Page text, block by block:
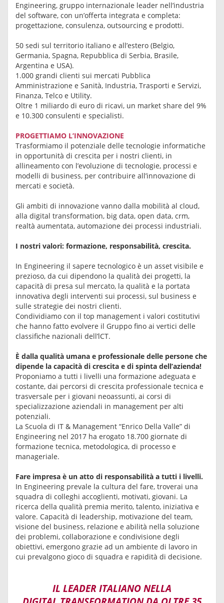
Engineering, gruppo internazionale leader nell’industria
del software, con un’offerta integrata e completa:
progettazione, consulenza, outsourcing e prodotti.
50 sedi sul territorio italiano e all’estero (Belgio,
Germania, Spagna, Repubblica di Serbia, Brasile,
Argentina e USA).
1.000 grandi clienti sui mercati Pubblica
Amministrazione e Sanità, Industria, Trasporti e Servizi,
Finanza, Telco e Utility.
Oltre 1 miliardo di euro di ricavi, un market share del 9%
e 10.300 consulenti e specialisti.
PROGETTIAMO L’INNOVAZIONE
Trasformiamo il potenziale delle tecnologie informatiche
in opportunità di crescita per i nostri clienti, in
allineamento con l’evoluzione di tecnologie, processi e
modelli di business, per contribuire all’innovazione di
mercati e società.
Gli ambiti di innovazione vanno dalla mobilità al cloud,
alla digital transformation, big data, open data, crm,
realtà aumentata, automazione dei processi industriali.
I nostri valori: formazione, responsabilità, crescita.
In Engineering il sapere tecnologico è un asset visibile e
prezioso, da cui dipendono la qualità dei progetti, la
capacità di presa sul mercato, la qualità e la portata
innovativa degli interventi sui processi, sul business e
sulle strategie dei nostri clienti.
Condividiamo con il top management i valori costitutivi
che hanno fatto evolvere il Gruppo fino ai vertici delle
classifiche nazionali dell’lCT.
È dalla qualità umana e professionale delle persone che
dipende la capacità di crescita e di spinta dell’azienda!
Proponiamo a tutti i livelli una formazione adeguata e
costante, dai percorsi di crescita professionale tecnica e
trasversale per i giovani neoassunti, ai corsi di
specializzazione aziendali in management per alti
potenziali.
La Scuola di IT & Management “Enrico Della Valle” di
Engineering nel 2017 ha erogato 18.700 giornate di
formazione tecnica, metodologica, di processo e
manageriale.
Fare impresa è un atto di responsabilità a tutti i livelli.
In Engineering prevale la cultura del fare, troverai una
squadra di colleghi accoglienti, motivati, giovani. La
ricerca della qualità premia merito, talento, iniziativa e
valore. Capacità di leadership, motivazione del team,
visione del business, relazione e abilità nella soluzione
dei problemi, collaborazione e condivisione degli
obiettivi, emergono grazie ad un ambiente di lavoro in
cui prevalgono gioco di squadra e rapidità di decisione.
IL LEADER ITALIANO NELLA